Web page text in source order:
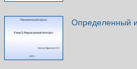
Определенный